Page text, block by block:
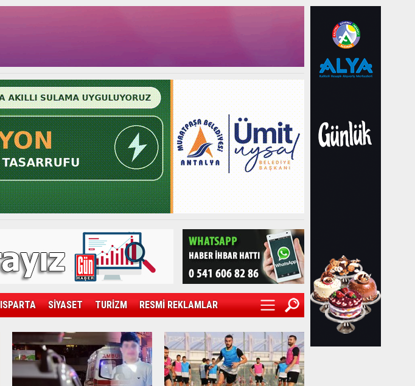
ISPARTA SİYASET TURİZM RESMİ REKLAMLAR